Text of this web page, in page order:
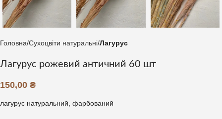
Головна Сухоцвіти натуральні Лагурус
Лагурус рожевий античний 60 шт
150,00 ₴
лагурус натуральний, фарбований